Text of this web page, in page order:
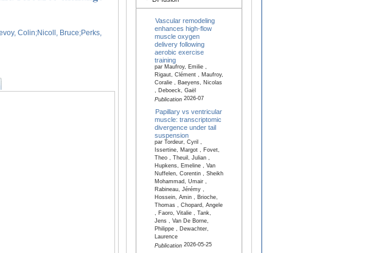
Colin;Nicoll, Bruce;Perks,
Vascular remodeling
enhances high-flow
muscle oxygen
delivery following
aerobic exercise
training
par Maufroy, Emilie ,
Rigaut, Clément , Maufroy,
Coralie , Baeyens, Nicolas
, Deboeck, Gaël
Publication2026-07
Papillary vs ventricular
muscle: transcriptomic
divergence under tail
suspension
par Tordeur, Cyril ,
Issertine, Margot , Fovet,
Theo , Theuil, Julian ,
Hupkens, Emeline , Van
Nuffelen, Corentin , Sheikh
Mohammad, Umair ,
Rabineau, Jérémy ,
Hossein, Amin , Brioche,
Thomas , Chopard, Angele
, Faoro, Vitalie , Tank,
Jens , Van De Borne,
Philippe , Dewachter,
Laurence
Publication2026-05-25